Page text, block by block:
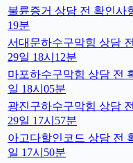
불륜증거 상담 전 확인사
19분
서대문하수구막힘 상담
29일 18시12분
마포하수구막힘 상담 전
일 18시05분
광진구하수구막힘 상담
29일 17시57분
아고다할인코드 상담 전
일 17시50분